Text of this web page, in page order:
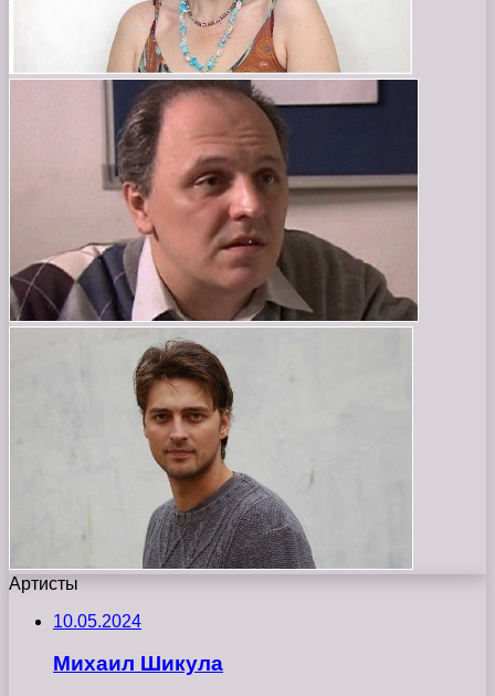
Артисты
10.05.2024
Михаил Шикула